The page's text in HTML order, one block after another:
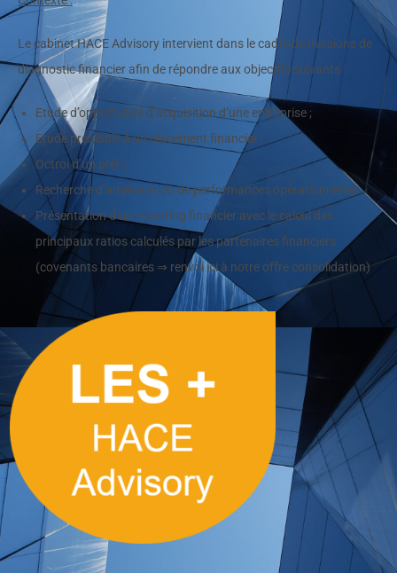
Le cabinet HACE Advisory intervient dans le cadre de missions de
diagnostic financier afin de répondre aux objectifs suivants :
Etude d’opportunité d’acquisition d’une entreprise ;
Etude préalable à un placement financier ;
Octroi d’un prêt ;
Recherche d’amélioration de performances opérationnelles
Présentation d’un reporting financier avec le calcul des
principaux ratios calculés par les partenaires financiers
(covenants bancaires ⇒ renvoi ici à notre offre consolidation)